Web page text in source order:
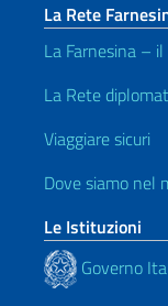
La Rete
La Farnesina – il
La Rete
Viaggiare sicuri
Dove siamo nel
Le Istituzioni
Governo